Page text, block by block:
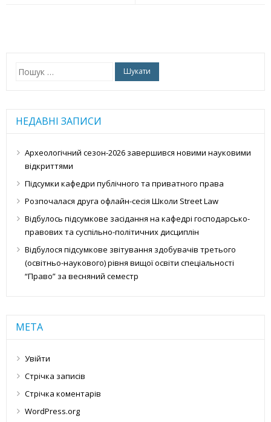
Пошук:
НЕДАВНІ ЗАПИСИ
Археологічний сезон-2026 завершився новими науковими
відкриттями
Підсумки кафедри публічного та приватного права
Розпочалася друга офлайн-сесія Школи Street Law
Відбулось підсумкове засідання на кафедрі господарсько-
правових та суспільно-політичних дисциплін
Відбулося підсумкове звітування здобувачів третього
(освітньо-наукового) рівня вищої освіти спеціальності
“Право” за весняний семестр
МЕТА
Увійти
Стрічка записів
Стрічка коментарів
WordPress.org